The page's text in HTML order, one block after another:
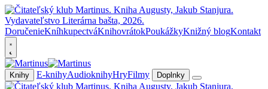
DoručenieKníhkupectváKnihovrátokPoukážkyKnižný blogKontakt
Knihy E-knihyAudioknihyHryFilmy Doplnky